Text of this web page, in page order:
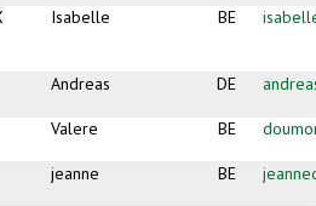
Isabelle BE
Andreas DE
Valere BE
jeanne BE